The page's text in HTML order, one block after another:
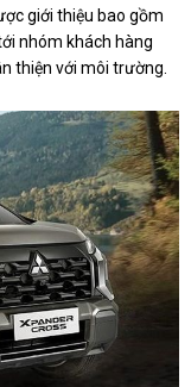
giới thiệu bao gồm
nhóm khách hàng
thiện với môi trường.